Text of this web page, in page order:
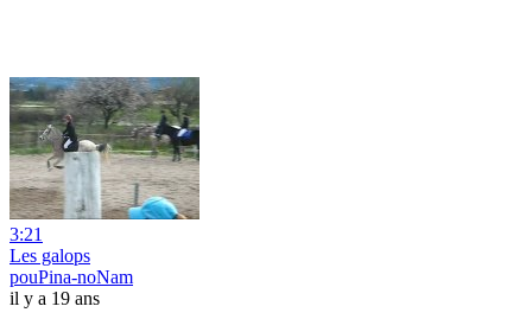
3:21
Les galops
pouPina-noNam
il y a 19 ans